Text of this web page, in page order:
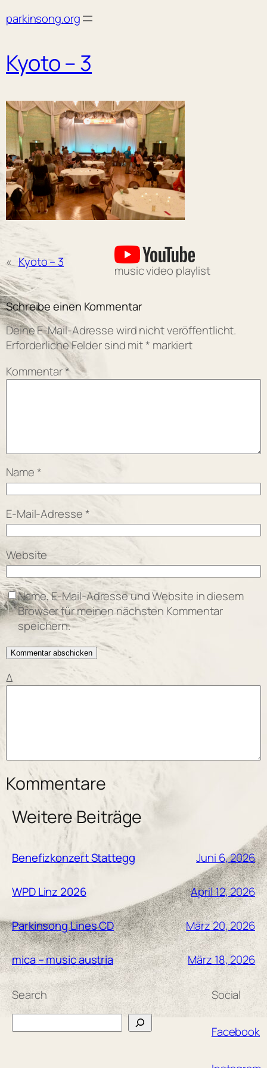
toparkinsong.org
Kyoto – 3
« Kyoto – 3
music video playlist
Schreibe einen Kommentar
Deine E-Mail-Adresse wird nicht veröffentlicht.
Erforderliche Felder sind mit* markiert
Kommentar*
Name*
E-Mail-Adresse*
Website
Name, E-Mail-Adresse und Website in diesem
Browser für meinen nächsten Kommentar
speichern.
Δ
Kommentare
Weitere Beiträge
Benefizkonzert Stattegg Juni 6, 2026
WPD Linz 2026 April 12, 2026
Parkinsong Lines CD März 20, 2026
mica – music austria März 18, 2026
Search
Social
Facebook